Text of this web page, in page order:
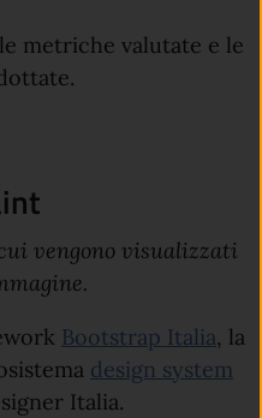
metriche valutate e le
vengono visualizzati
Bootstrap Italia, la
design system
Italia.